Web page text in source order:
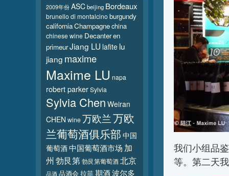
我们小组品
等。第二天
2009年份 ASCbeijing Bordeaux
brunello di montalcinoburgundy
californiaChampagnechina
chinese wine Decanteren
primeurJiang LU lafite lu
jiang maxime
Maxime LU napa
robert parkerSylvia
Sylvia Chen Weiran
CHEN wine万欧兰万欧
兰葡萄酒俱乐部中国
葡萄酒中国葡萄酒市场 加
州 勃艮第勃艮第葡萄酒北京
品酒品酒会 拉菲期酒波尔多